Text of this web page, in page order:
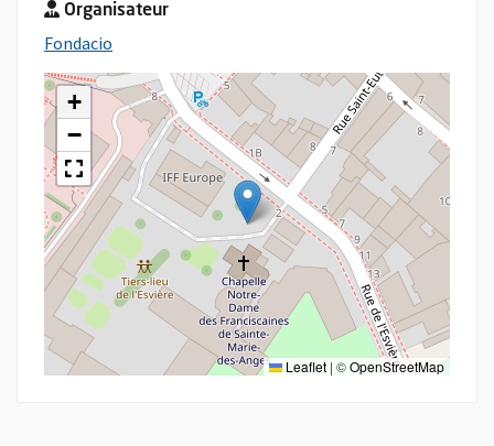
Organisateur
Fondacio
+
−
Leaflet | ©OpenStreetMap